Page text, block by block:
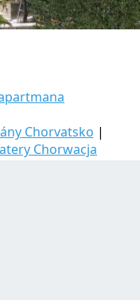
Chorvatsko |
Chorwacja